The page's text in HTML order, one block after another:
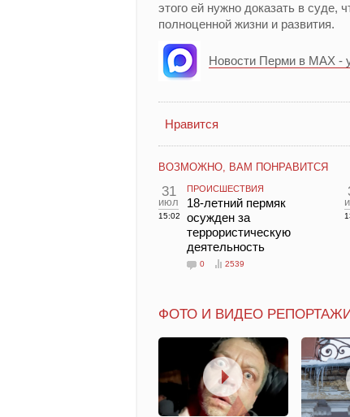
этого ей нужно доказать в суде,
полноценной жизни и развития.
Новости Перми в MAX -
Нравится
ВОЗМОЖНО, ВАМ ПОНРАВИТСЯ
31
июл
15:02
ПРОИСШЕСТВИЯ
18-летний пермяк
осужден за
террористическую
деятельность
0 2539
ФОТО И ВИДЕО